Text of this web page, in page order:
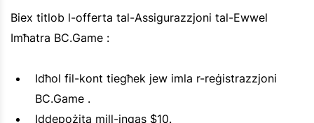
Biex titlob l-offerta tal-Assigurazzjoni tal-Ewwel
Imħatra BC.Game :
Idħol fil-kont tiegħek jew imla r-reġistrazzjoni
BC.Game .
Iddepożita mill-inqas $10.